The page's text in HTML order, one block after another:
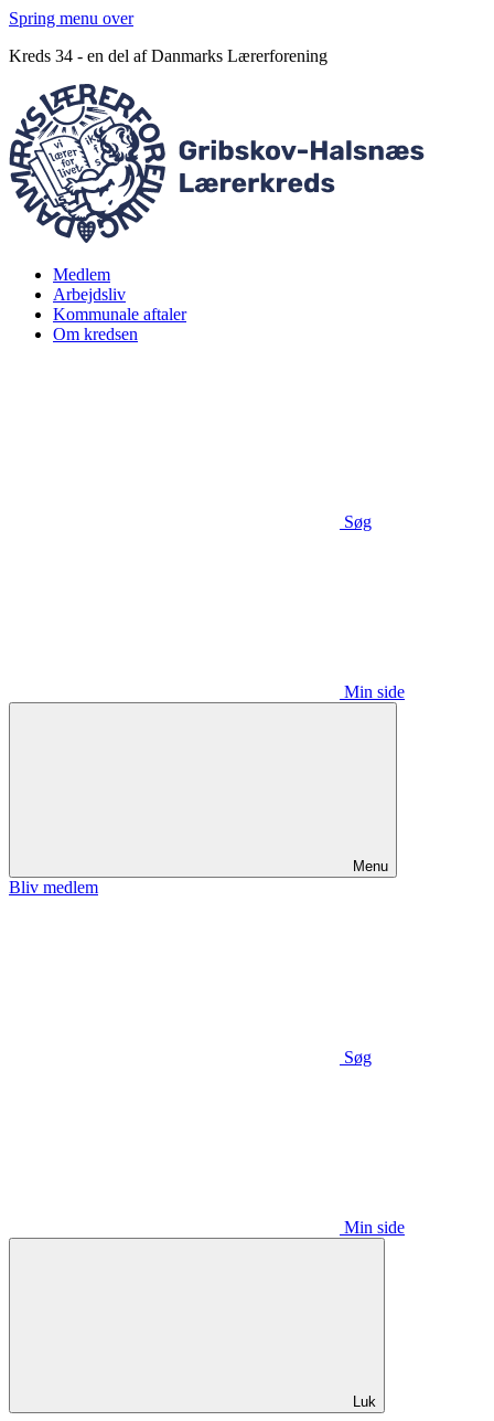
Spring menu over
Kreds 34 - en del af Danmarks Lærerforening
Medlem
Arbejdsliv
Kommunale aftaler
Om kredsen
Søg
Min side
Menu
Bliv medlem
Søg
Min side
Luk